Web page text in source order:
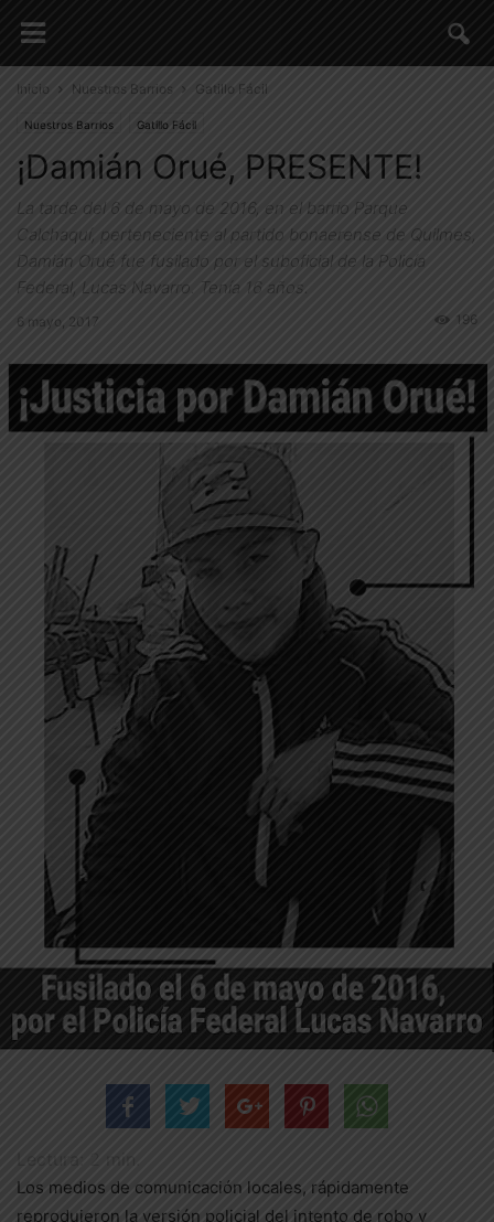
Inicio Nuestros Barrios Gatillo Fácil
Nuestros Barrios Gatillo Fácil
¡Damián Orué, PRESENTE!
La tarde del 6 de mayo de 2016, en el barrio Parque
Calchaquí, perteneciente al partido bonaerense de Quilmes,
Damián Orué fue fusilado por el suboficial de la Policía
Federal, Lucas Navarro. Tenía 16 años.
6 mayo, 2017 196
Los medios de comunicación locales, rápidamente
reprodujeron la versión policial del intento de robo y